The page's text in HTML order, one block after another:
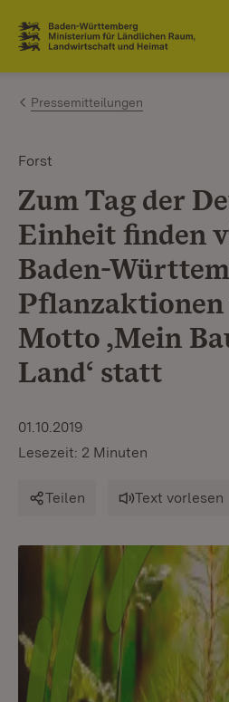
Zum Inhalt springen
Link zur Startseite
Pressemitteilungen
Forst
Zum Tag der
Einheit finden
Baden-
Pflanzaktionen
Motto ‚Mein
Land‘ statt
01.10.2019
Lesezeit: 2 Minuten
Teilen Text vorlesen